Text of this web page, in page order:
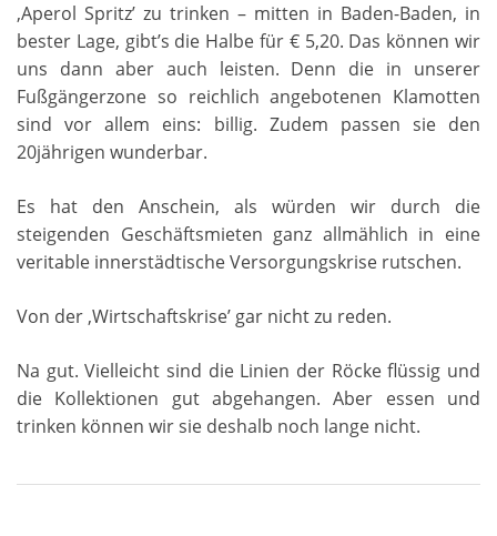
‚Aperol Spritz’ zu trinken – mitten in Baden-Baden, in
bester Lage, gibt’s die Halbe für € 5,20. Das können wir
uns dann aber auch leisten. Denn die in unserer
Fußgängerzone so reichlich angebotenen Klamotten
sind vor allem eins: billig. Zudem passen sie den
20jährigen wunderbar.
Es hat den Anschein, als würden wir durch die
steigenden Geschäftsmieten ganz allmählich in eine
veritable innerstädtische Versorgungskrise rutschen.
Von der ‚Wirtschaftskrise’ gar nicht zu reden.
Na gut. Vielleicht sind die Linien der Röcke flüssig und
die Kollektionen gut abgehangen. Aber essen und
trinken können wir sie deshalb noch lange nicht.